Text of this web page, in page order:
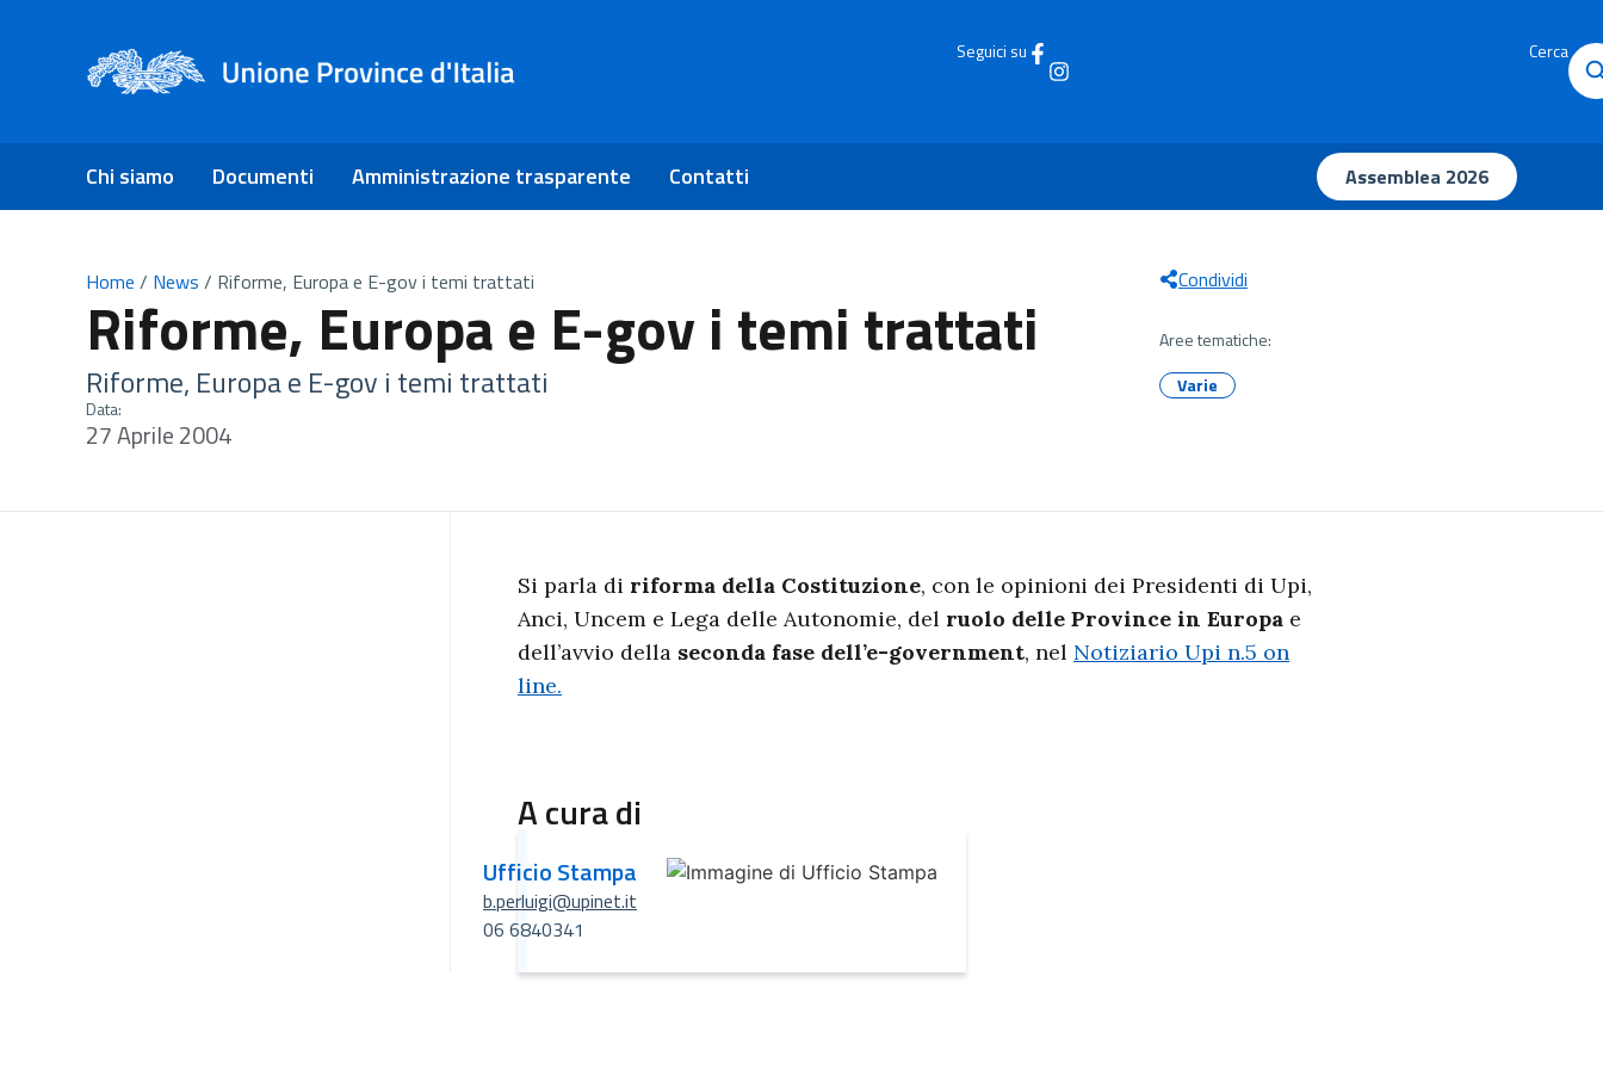
Seguici su Cerca
Chi siamo Documenti Amministrazione trasparente Contatti Assemblea 2026
Home / News / Riforme, Europa e E-gov i temi trattati
Riforme, Europa e E-gov i temi trattati
Riforme, Europa e E-gov i temi trattati
Data:
27 Aprile 2004
Condividi
Aree tematiche:
Varie
Si parla di riforma della Costituzione, con le opinioni dei Presidenti di Upi,
Anci, Uncem e Lega delle Autonomie, del ruolo delle Province in Europa e
dell’avvio della seconda fase dell’e-government, nel Notiziario Upi n.5 on
line.
A cura di
Ufficio Stampa
b.perluigi@upinet.it
06 6840341